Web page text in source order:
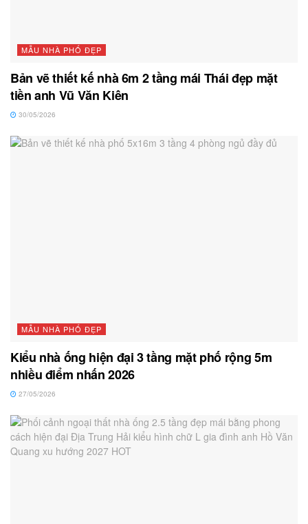
MẪU NHÀ PHỐ ĐẸP
Bản vẽ thiết kế nhà 6m 2 tầng mái Thái đẹp mặt
tiền anh Vũ Văn Kiên
30/05/2026
MẪU NHÀ PHỐ ĐẸP
Kiểu nhà ống hiện đại 3 tầng mặt phố rộng 5m
nhiều điểm nhấn 2026
27/05/2026